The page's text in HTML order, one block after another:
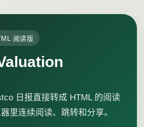
阅读版
日报直接转成 HTML 的阅读
里连续阅读、跳转和分享。